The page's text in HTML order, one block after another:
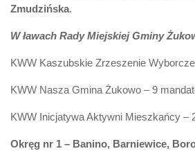
Zmudzińska.
W ławach Rady Miejskiej Gminy
KWW Kaszubskie Zrzeszenie
KWW Nasza Gmina Żukowo – 9
KWW Inicjatywa Aktywni Mieszkańcy –
Okręg nr 1 – Banino, Barniewice,